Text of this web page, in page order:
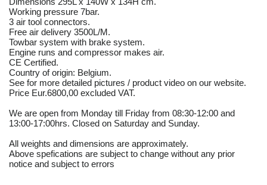
Working pressure 7bar.
3 air tool connectors.
Free air delivery 3500L/M.
Towbar system with brake system.
Engine runs and compressor makes air.
CE Certified.
Country of origin: Belgium.
See for more detailed pictures / product video on our website.
Price Eur.6800,00 excluded VAT.
We are open from Monday till Friday from 08:30-12:00 and
13:00-17:00hrs. Closed on Saturday and Sunday.
All weights and dimensions are approximately.
Above spefications are subject to change without any prior
notice and subject to errors